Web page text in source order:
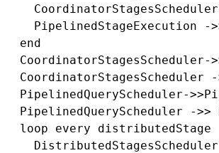
PipelinedStageExecution -
  end
CoordinatorStagesScheduler-
CoordinatorStagesScheduler
PipelinedQueryScheduler-
PipelinedQueryScheduler ->>
  loop every distributedStage